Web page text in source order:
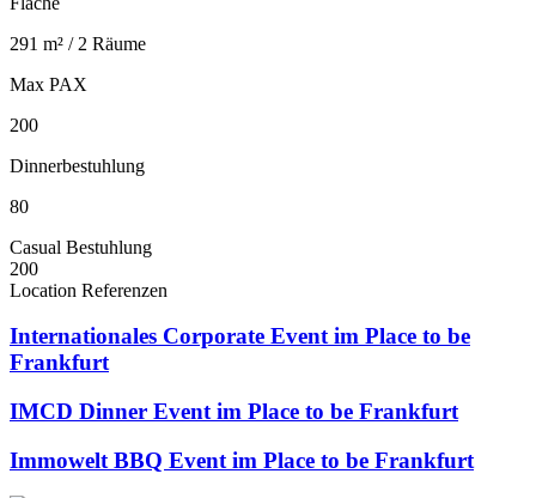
291 m² / 2 Räume
Max PAX
200
Dinnerbestuhlung
80
Casual Bestuhlung
200
Location Referenzen
Internationales Corporate Event im Place to be
Frankfurt
IMCD Dinner Event im Place to be Frankfurt
Immowelt BBQ Event im Place to be Frankfurt